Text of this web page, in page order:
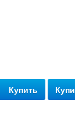
Купить